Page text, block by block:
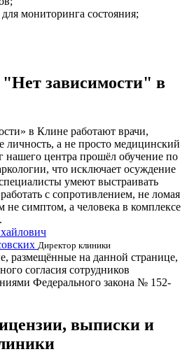
мониторинга состояния;
зависимости" в
в Клине работают врачи,
личность, а не просто медицинский
нашего центра прошёл обучение по
что исключает осуждение
умеют выстраивать
с сопротивлением, не ломая
симптом, а человека в комплексе
Директор клиники
размещённые на данной странице,
согласия сотрудников
Федерального закона № 152-
выписки и